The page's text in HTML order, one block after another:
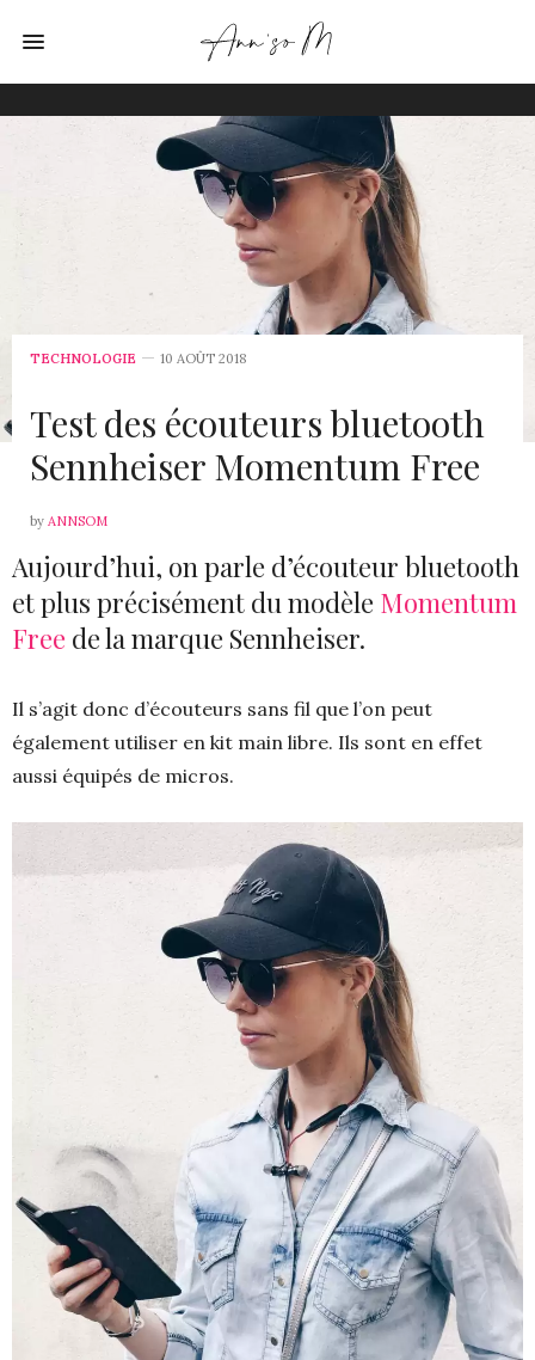
TECHNOLOGIE 10 AOÛT 2018
Test des écouteurs bluetooth
Sennheiser Momentum Free
by ANNSOM
Aujourd’hui, on parle d’écouteur bluetooth
et plus précisément du modèle Momentum
Free de la marque Sennheiser.
Il s’agit donc d’écouteurs sans fil que l’on peut
également utiliser en kit main libre. Ils sont en effet
aussi équipés de micros.